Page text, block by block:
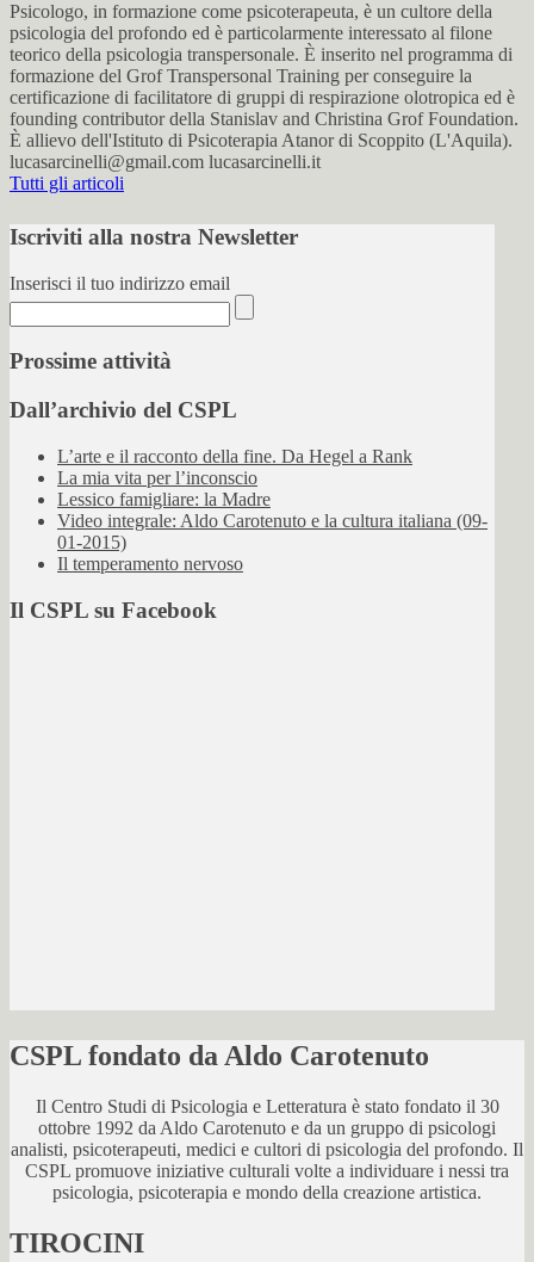
Psicologo, in formazione come psicoterapeuta, è un cultore della
psicologia del profondo ed è particolarmente interessato al filone
teorico della psicologia transpersonale. È inserito nel programma di
formazione del Grof Transpersonal Training per conseguire la
certificazione di facilitatore di gruppi di respirazione olotropica ed è
founding contributor della Stanislav and Christina Grof Foundation.
È allievo dell'Istituto di Psicoterapia Atanor di Scoppito (L'Aquila).
lucasarcinelli@gmail.com lucasarcinelli.it
Tutti gli articoli
Iscriviti alla nostra Newsletter
Inserisci il tuo indirizzo email
Prossime attività
Dall’archivio del CSPL
L’arte e il racconto della fine. Da Hegel a Rank
La mia vita per l’inconscio
Lessico famigliare: la Madre
Video integrale: Aldo Carotenuto e la cultura italiana (09-
01-2015)
Il temperamento nervoso
Il CSPL su Facebook
CSPL fondato da Aldo Carotenuto
Il Centro Studi di Psicologia e Letteratura è stato fondato il 30
ottobre 1992 da Aldo Carotenuto e da un gruppo di psicologi
analisti, psicoterapeuti, medici e cultori di psicologia del profondo. Il
CSPL promuove iniziative culturali volte a individuare i nessi tra
psicologia, psicoterapia e mondo della creazione artistica.
TIROCINI